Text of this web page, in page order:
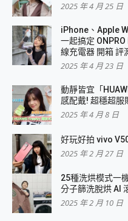
2025 年 4 月 25 日
iPhone、Apple
一起搞定
線充電器 開箱 評
2025 年 4 月 23 日
動靜皆宜「
感配戴! 超穩超服
2025 年 4 月 8 日
好玩好拍 vivo
2025 年 2 月 27 日
25種洗烘模式一
分子篩洗脫烘 AI
2025 年 2 月 10 日